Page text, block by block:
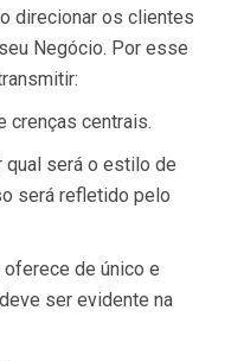
direcionar os clientes
Negócio. Por esse
crenças centrais.
será o estilo de
será refletido pelo
oferece de único e
ser evidente na